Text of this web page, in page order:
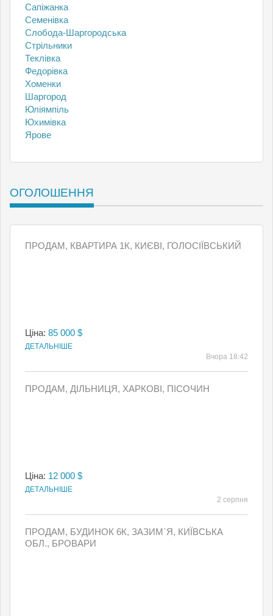
Сапіжанка
Семенівка
Слобода-Шаргородська
Стрільники
Теклівка
Федорівка
Хоменки
Шаргород
Юліямпіль
Юхимівка
Ярове
ОГОЛОШЕННЯ
ПРОДАМ, КВАРТИРА 1К, КИЄВI, ГОЛОСІЇВСЬКИЙ
Ціна: 85 000 $
ДЕТАЛЬНІШЕ
Вчора 18:42
ПРОДАМ, ДІЛЬНИЦЯ, ХАРКОВІ, ПІСОЧИН
Ціна: 12 000 $
ДЕТАЛЬНІШЕ
2 серпня
ПРОДАМ, БУДИНОК 6К, ЗАЗИМ`Я, КИЇВСЬКА
ОБЛ., БРОВАРИ